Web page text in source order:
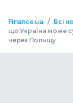
Finance.ua / Всі
що Україна може
через Польщу